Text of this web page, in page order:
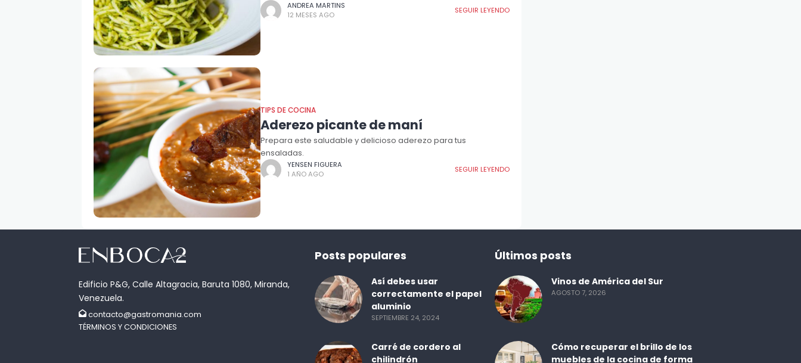
ANDREA MARTINS
12 MESES AGO
SEGUIR LEYENDO
TIPS DE COCINA
Aderezo picante de maní
Prepara este saludable y delicioso aderezo para tus
ensaladas.
YENSEN FIGUERA
1 AÑO AGO
SEGUIR LEYENDO
Edificio P&G, Calle Altagracia, Baruta 1080, Miranda,
Venezuela.
contacto@gastromania.com
TÉRMINOS Y CONDICIONES
Posts populares
Así debes usar
correctamente el papel
aluminio
SEPTIEMBRE 24, 2024
Carré de cordero al
chilindrón
Últimos posts
Vinos de América del Sur
AGOSTO 7, 2026
Cómo recuperar el brillo de los
muebles de la cocina de forma